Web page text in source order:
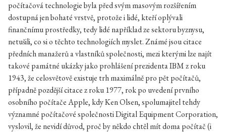
počítačová technologie byla před svým masovým rozšířením
dostupná jen bohaté vrstvě, protože i lidé, kteří oplývali
finančnímu prostředky, tedy lidé například ze sektoru byznysu,
netušili, co si o těchto technologiích myslet. Známé jsou citace
předních manažerů a vlastníků společnosti, mezi kterými lze najít
takové památné ukázky jako prohlášení prezidenta IBM z roku
1943, že celosvětově existuje trh maximálně pro pět počítačů,
případně pozdější citace z roku 1977, rok po uvedení prvního
osobního počítače Apple, kdy Ken Olsen, spolumajitel tehdy
významné počítačové společnosti Digital Equipment Corporation,
vyslovil, že nevidí důvod, proč by někdo chtěl mít doma počítač (i